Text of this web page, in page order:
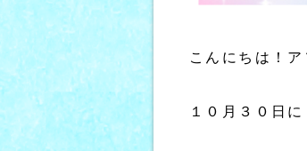
こんにちは！
１０月３０日